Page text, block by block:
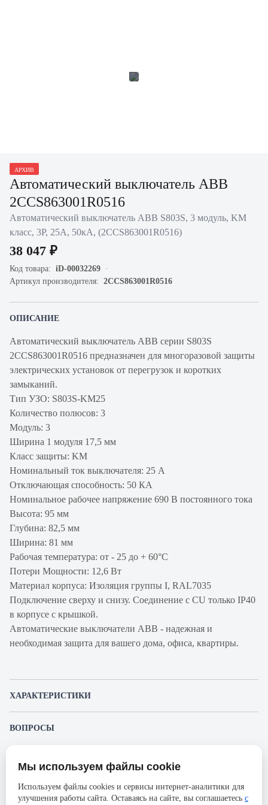
АРХИВ
Автоматический выключатель ABB
2CCS863001R0516
Автоматический выключатель ABB S803S, 3 модуль, KM
класс, 3P, 25А, 50кА, (2CCS863001R0516)
38 047 ₽
Код товара: iD-00032269
Артикул производителя: 2CCS863001R0516
ОПИСАНИЕ
Автоматический выключатель ABB серии S803S
2CCS863001R0516 предназначен для многоразовой защиты
электрических установок от перегрузок и коротких
замыканий.
Тип УЗО: S803S-KM25
Количество полюсов: 3
Модуль: 3
Ширина 1 модуля 17,5 мм
Класс защиты: KM
Номинальный ток выключателя: 25 А
Отключающая способность: 50 КА
Номинальное рабочее напряжение 690 В постоянного тока
Высота: 95 мм
Глубина: 82,5 мм
Ширина: 81 мм
Рабочая температура: от - 25 до + 60°С
Потери Мощности: 12,6 Вт
Материал корпуса: Изоляция группы I, RAL7035
Подключение сверху и снизу. Соединение с CU только IP40
в корпусе с крышкой.
Автоматические выключатели ABB - надежная и
необходимая защита для вашего дома, офиса, квартиры.
ХАРАКТЕРИСТИКИ
Производитель
Серия
S803S
ВОПРОСЫ
Пожалуйста, авторизуйтесь, чтобы иметь
Представленные изображения и характеристики могут отличаться от реального
без предварительного уведомления. Компания АйДистрибьют не несёт
ответственности в случае не соответствия текущей модели товаров фотографиям,
Мы используем файлы cookie
Используем файлы cookies и сервисы интернет-аналитики для
улучшения работы сайта. Оставаясь на сайте, вы соглашаетесь с